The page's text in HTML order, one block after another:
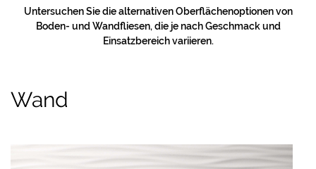
Untersuchen Sie die alternativen Oberflächenoptionen von
Boden- und Wandfliesen, die je nach Geschmack und
Einsatzbereich variieren.
Wand